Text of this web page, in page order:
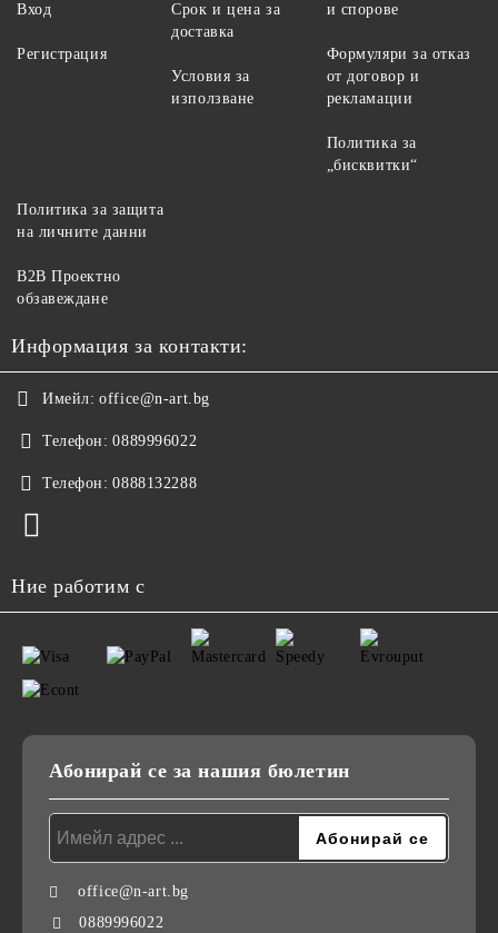
Вход
Регистрация
Срок и цена за
доставка
Условия за
използване
и спорове
Формуляри за отказ
от договор и
рекламации
Политика за
„бисквитки“
Политика за защита
на личните данни
B2B Проектно
обзавеждане
Информация за контакти:
Имейл: office@n-art.bg
Телефон: 0889996022
Телефон: 0888132288
Ние работим с
Абонирай се за нашия бюлетин
office@n-art.bg
0889996022